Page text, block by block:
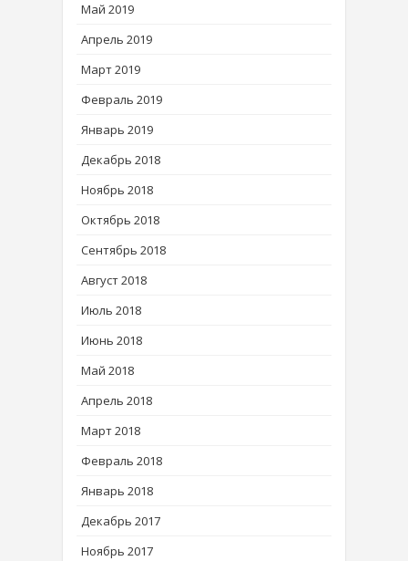
Май 2019
Апрель 2019
Март 2019
Февраль 2019
Январь 2019
Декабрь 2018
Ноябрь 2018
Октябрь 2018
Сентябрь 2018
Август 2018
Июль 2018
Июнь 2018
Май 2018
Апрель 2018
Март 2018
Февраль 2018
Январь 2018
Декабрь 2017
Ноябрь 2017